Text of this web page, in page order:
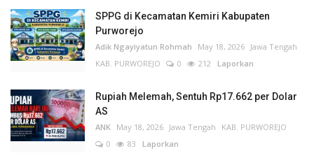
SPPG di Kecamatan Kemiri Kabupaten
Purworejo
Adik Ngayiyatun Rohmah May 18, 2026 Jawa Tengah
KAB. PURWOREJO
0 212 Laporkan
Rupiah Melemah, Sentuh Rp17.662 per Dolar
AS
ANK May 18, 2026 Jawa Tengah
KAB. PURWOREJO
0
83 Laporkan